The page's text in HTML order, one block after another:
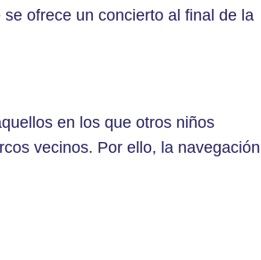
ofrece un concierto al final de la
en los que otros niños
vecinos. Por ello, la navegación